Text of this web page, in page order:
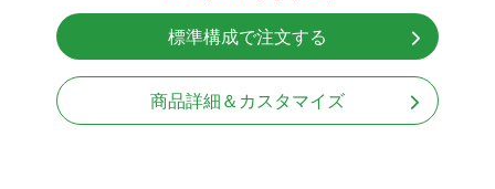
無線LAN Bluetooth対応
Windows11 Home 64bit
標準構成で注文する
商品詳細＆カスタマイズ